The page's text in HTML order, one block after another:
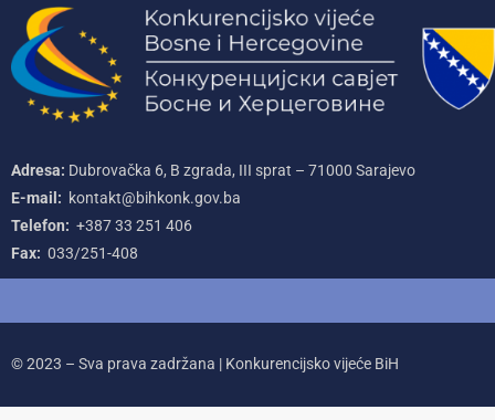
Adresa: Dubrovačka 6, B zgrada, III sprat – 71000‌ Sarajevo
E-mail: kontakt@bihkonk.gov.ba
Telefon: +387‌ 33‌ 251‌ 406
Fax: 033/251-408
© 2023 – Sva prava zadržana | Konkurencijsko vijeće BiH